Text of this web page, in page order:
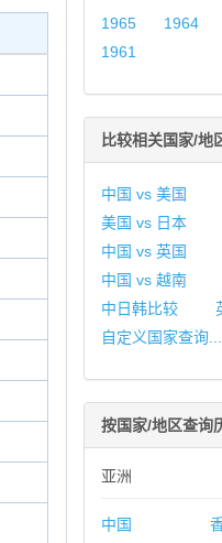
1965
1964
1961
比较相关国家/地
中国 vs 美国
美国 vs 日本
中国 vs 英国
中国 vs 越南
中日韩比较
自定义国家查询...
按国家/地区查询
亚洲
中国